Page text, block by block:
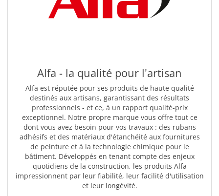
Alfa - la qualité pour l'artisan
Alfa est réputée pour ses produits de haute qualité
destinés aux artisans, garantissant des résultats
professionnels - et ce, à un rapport qualité-prix
exceptionnel. Notre propre marque vous offre tout ce
dont vous avez besoin pour vos travaux : des rubans
adhésifs et des matériaux d'étanchéité aux fournitures
de peinture et à la technologie chimique pour le
bâtiment. Développés en tenant compte des enjeux
quotidiens de la construction, les produits Alfa
impressionnent par leur fiabilité, leur facilité d'utilisation
et leur longévité.